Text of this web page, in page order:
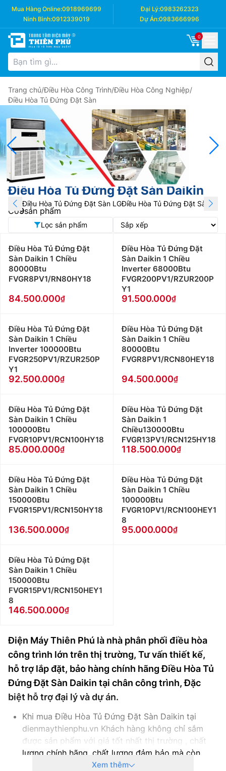
Mua Hàng Online:0918969699 Đại Lý:0983262323
Ninh Bình:0912339019 Dự Án:0983666996
0
Trang chủ/Điều Hòa Công Trình/Điều Hòa Công Nghiệp/
Điều Hòa Tủ Đứng Đặt Sàn
Điều Hòa Tủ Đứng Đặt Sàn Daikin
Điều Hòa Tủ Đứng Đặt Sàn LGĐiều Hòa Tủ Đứng Đặt Sàn
Có9sản phẩm
Lọc sản phẩm
Điều Hòa Tủ Đứng Đặt
Sàn Daikin 1 Chiều
80000Btu
FVGR8PV1/RN80HY18
84.500.000
Điều Hòa Tủ Đứng Đặt
Sàn Daikin 1 Chiều
Inverter 68000Btu
FVGR200PV1/RZUR200P
Y1
91.500.000
Điều Hòa Tủ Đứng Đặt
Sàn Daikin 1 Chiều
Inverter 100000Btu
FVGR250PV1/RZUR250P
Y1
92.500.000
Điều Hòa Tủ Đứng Đặt
Sàn Daikin 1 Chiều
80000Btu
FVGR8PV1/RCN80HEY18
94.500.000
Điều Hòa Tủ Đứng Đặt
Sàn Daikin 1 Chiều
100000Btu
FVGR10PV1/RCN100HY18
85.000.000
Điều Hòa Tủ Đứng Đặt
Sàn Daikin 1
Chiều130000Btu
FVGR13PV1/RCN125HY18
118.500.000
Điều Hòa Tủ Đứng Đặt
Sàn Daikin 1 Chiều
150000Btu
FVGR15PV1/RCN150HY18
136.500.000
Điều Hòa Tủ Đứng Đặt
Sàn Daikin 1 Chiều
100000Btu
FVGR10PV1/RCN100HEY1
8
95.000.000
Điều Hòa Tủ Đứng Đặt
Sàn Daikin 1 Chiều
150000Btu
FVGR15PV1/RCN150HEY1
8
146.500.000
Điện Máy Thiên Phú là nhà phân phối điều hòa
công trình lớn trên thị trường, Tư vấn thiết kế,
hỗ trợ lắp đặt, bảo hàng chính hãng Điều Hòa Tủ
Đứng Đặt Sàn Daikin tại chân công trình, Đặc
biệt hỗ trợ đại lý và dự án.
Khi mua Điều Hòa Tủ Đứng Đặt Sàn Daikin tại
dienmaythienphu.vn Khách hàng không chỉ sắm
được sản phẩm với giá tốt nhất thị trường , chất
lượng chính hãng, chất lượng đảm bảo mà còn
nhận được rất nhiều chính sách ưu đãi cho khác:
Xem thêm